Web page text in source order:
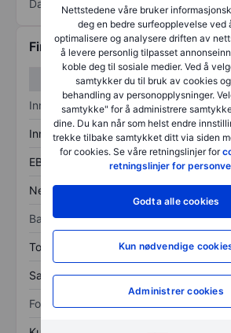
Nettstedene våre bruker
deg en bedre surfeopplevelse ved
optimalisere og analysere driften av
å levere personlig tilpasset
koble deg til sosiale medier. Ved å
samtykker du til bruk av cookies
behandling av personopplysninger.
samtykke" for å administrere
dine. Du kan når som helst endre
trekke tilbake samtykket ditt via siden
for cookies. Se våre retningslinjer for
retningslinjer for
Godta alle cookies
Kun nødvendige
Administrer cookies
Data levert av
Finansiell informasjon
Inntektsoversikt
Inntekter
EBITDA
Nettoinntekt
Balanse
Totale eiendeler
Samlet gjeld
Forholdstall